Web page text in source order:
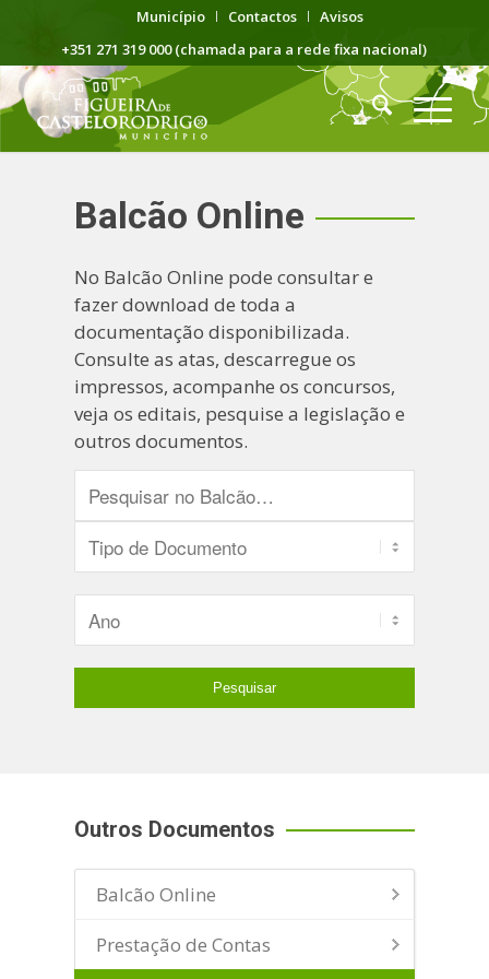
Município Contactos
Avisos
+351 271 319 000 (chamada para a rede fixa nacional)
Balcão Online
No Balcão Online pode consultar e
fazer download de toda a
documentação disponibilizada.
Consulte as atas, descarregue os
impressos, acompanhe os concursos,
veja os editais, pesquise a legislação e
outros documentos.
Outros Documentos
Balcão Online
Prestação de Contas